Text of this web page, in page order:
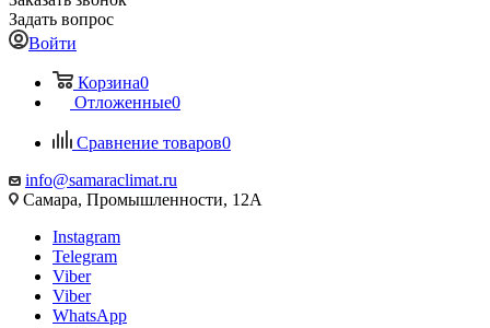
Задать вопрос
Войти
Корзина0
Отложенные0
Сравнение товаров0
info@samaraclimat.ru
Самара, Промышленности, 12А
Instagram
Telegram
Viber
Viber
WhatsApp